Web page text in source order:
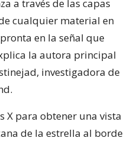
a través de las capas
cualquier material en
en la señal que
la autora principal
investigadora de
X para obtener una vista
de la estrella al borde